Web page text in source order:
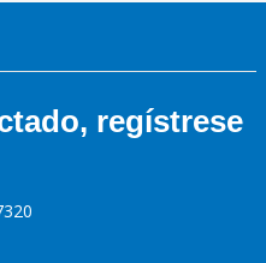
regístrese